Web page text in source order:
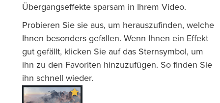
Übergangseffekte sparsam in Ihrem Video.
Probieren Sie sie aus, um herauszufinden, welche
Ihnen besonders gefallen. Wenn Ihnen ein Effekt
gut gefällt, klicken Sie auf das Sternsymbol, um
ihn zu den Favoriten hinzuzufügen. So finden Sie
ihn schnell wieder.